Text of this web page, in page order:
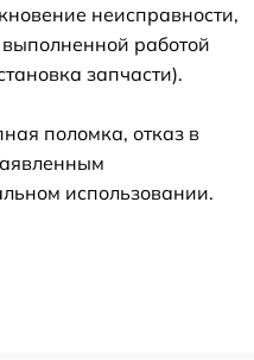
неисправности,
работой
запчасти).
поломка, отказ в
использовании.